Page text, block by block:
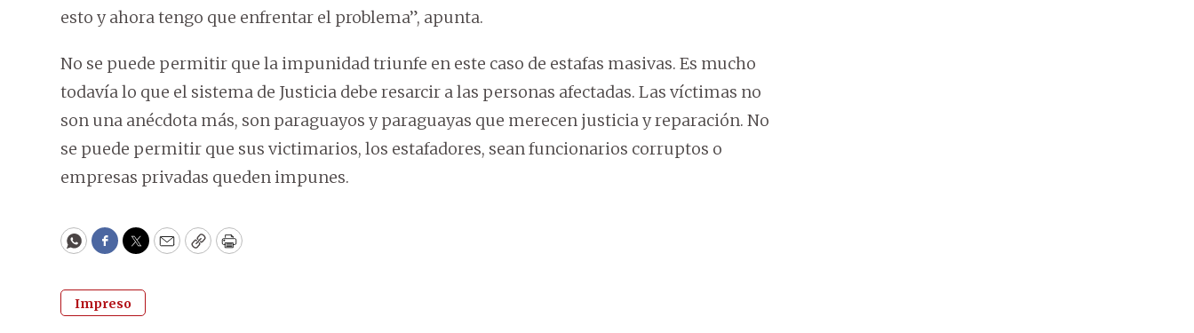
esto y ahora tengo que enfrentar el problema”, apunta.
No se puede permitir que la impunidad triunfe en este caso de estafas masivas. Es mucho
todavía lo que el sistema de Justicia debe resarcir a las personas afectadas. Las víctimas no
son una anécdota más, son paraguayos y paraguayas que merecen justicia y reparación. No
se puede permitir que sus victimarios, los estafadores, sean funcionarios corruptos o
empresas privadas queden impunes.
WhatsApp
Facebook
Twitter
EmailCopyPrint
Impreso